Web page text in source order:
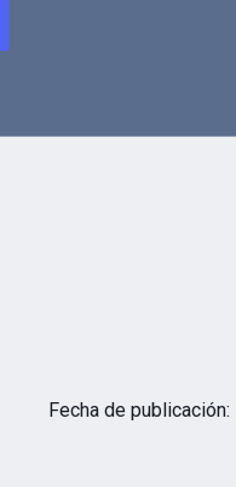
Fecha de publicación: